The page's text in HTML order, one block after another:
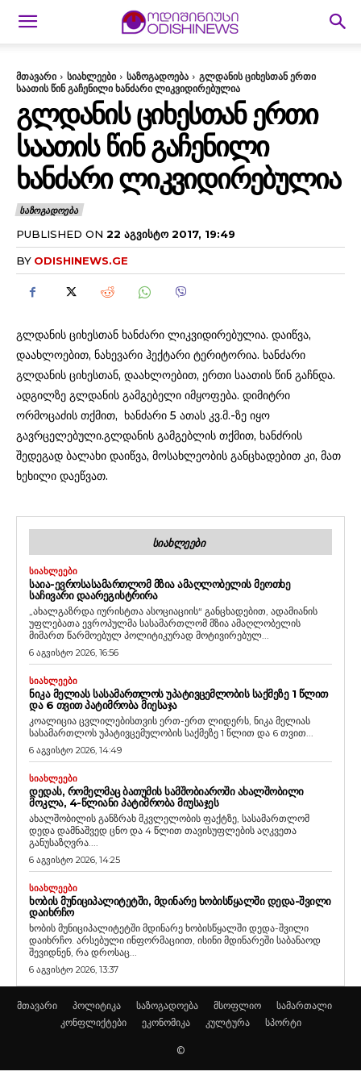
მთავარი სიახლეები საზოგადოება
გლდანის ციხესთან ერთი
საათის წინ გაჩენილი ხანძარი ლიკვიდირებულია
ᲒᲚᲓᲐᲜᲘᲡ ᲪᲘᲮᲔᲡᲗᲐᲜ ᲔᲠᲗᲘ
ᲡᲐᲐᲗᲘᲡ ᲬᲘᲜ ᲒᲐᲩᲔᲜᲘᲚᲘ
ᲮᲐᲜᲫᲐᲠᲘ ᲚᲘᲙᲕᲘᲓᲘᲠᲔᲑᲣᲚᲘᲐ
ᲡᲐᲖᲝᲒᲐᲓᲝᲔᲑᲐ
PUBLISHED ON 22 ᲐᲒᲕᲘᲡᲢᲝ 2017, 19:49
BY ODISHINEWS.GE
გლდანის ციხესთან ხანძარი ლიკვიდირებულია. დაიწვა,
დაახლოებით, ნახევარი ჰექტარი ტერიტორია. ხანძარი
გლდანის ციხესთან, დაახლოებით, ერთი საათის წინ გაჩნდა.
ადგილზე გლდანის გამგებელი იმყოფება. დიმიტრი
ორმოცაძის თქმით, ხანძარი 5 ათას კვ.მ.-ზე იყო
გავრცელებული.გლდანის გამგებლის თქმით, ხანძრის
შედეგად ბალახი დაიწვა, მოსახლეობის განცხადებით კი, მათ
ხეხილი დაეწვათ.
ᲡᲘᲐᲮᲚᲔᲔᲑᲘ
ᲡᲘᲐᲮᲚᲔᲔᲑᲘ
ᲡᲐᲘᲐ-ᲔᲕᲠᲝᲡᲐᲡᲐᲛᲐᲠᲗᲚᲝᲛ ᲛᲖᲘᲐ ᲐᲛᲐᲦᲚᲝᲑᲔᲚᲘᲡ ᲛᲔᲝᲗᲮᲔ
ᲡᲐᲩᲘᲕᲐᲠᲘ ᲓᲐᲐᲠᲔᲒᲘᲡᲢᲠᲘᲠᲐ
„ახალგაზრდა იურისტთა ასოციაციის“ განცხადებით, ადამიანის
უფლებათა ევროპულმა სასამართლომ მზია ამაღლობელის
მიმართ წარმოებულ პოლიტიკურად მოტივირებულ...
6 აგვისტო 2026, 16:56
ᲡᲘᲐᲮᲚᲔᲔᲑᲘ
ᲜᲘᲙᲐ ᲛᲔᲚᲘᲐᲡ ᲡᲐᲡᲐᲛᲐᲠᲗᲚᲝᲡ ᲣᲞᲐᲢᲘᲕᲪᲔᲛᲚᲝᲑᲘᲡ ᲡᲐᲥᲛᲔᲖᲔ 1 ᲬᲚᲘᲗ
ᲓᲐ 6 ᲗᲕᲘᲗ ᲞᲐᲢᲘᲛᲠᲝᲑᲐ ᲛᲘᲔᲡᲐᲯᲐ
კოალიცია ცვლილებისთვის ერთ-ერთ ლიდერს, ნიკა მელიას
სასამართლოს უპატივცემულობის საქმეზე 1 წლით და 6 თვით...
6 აგვისტო 2026, 14:49
ᲡᲘᲐᲮᲚᲔᲔᲑᲘ
ᲓᲔᲓᲐᲡ, ᲠᲝᲛᲔᲚᲛᲐᲪ ᲑᲐᲗᲣᲛᲘᲡ ᲡᲐᲛᲨᲝᲑᲘᲐᲠᲝᲨᲘ ᲐᲮᲐᲚᲨᲝᲑᲘᲚᲘ
ᲛᲝᲙᲚᲐ, 4-ᲬᲚᲘᲐᲜᲘ ᲞᲐᲢᲘᲛᲠᲝᲑᲐ ᲛᲘᲣᲡᲐᲯᲔᲡ
ახალშობილის განზრახ მკვლელობის ფაქტზე, სასამართლომ
დედა დამნაშვედ ცნო და 4 წლით თავისუფლების აღკვეთა
განუსაზღვრა....
6 აგვისტო 2026, 14:25
ᲡᲘᲐᲮᲚᲔᲔᲑᲘ
ᲮᲝᲑᲘᲡ ᲛᲣᲜᲘᲪᲘᲞᲐᲚᲘᲢᲔᲢᲨᲘ, ᲛᲓᲘᲜᲐᲠᲔ ᲮᲝᲑᲘᲡᲬᲧᲐᲚᲨᲘ ᲓᲔᲓᲐ-ᲨᲕᲘᲚᲘ
ᲓᲐᲘᲮᲠᲩᲝ
ხობის მუნიციპალიტეტში მდინარე ხობისწყალში დედა-შვილი
დაიხრჩო. არსებული ინფორმაციით, ისინი მდინარეში საბანაოდ
შევიდნენ, რა დროსაც...
6 აგვისტო 2026, 13:37
მთავარი პოლიტიკა საზოგადოება მსოფლიო
სამართალი
კონფლიქტები
ეკონომიკა კულტურა სპორტი
©